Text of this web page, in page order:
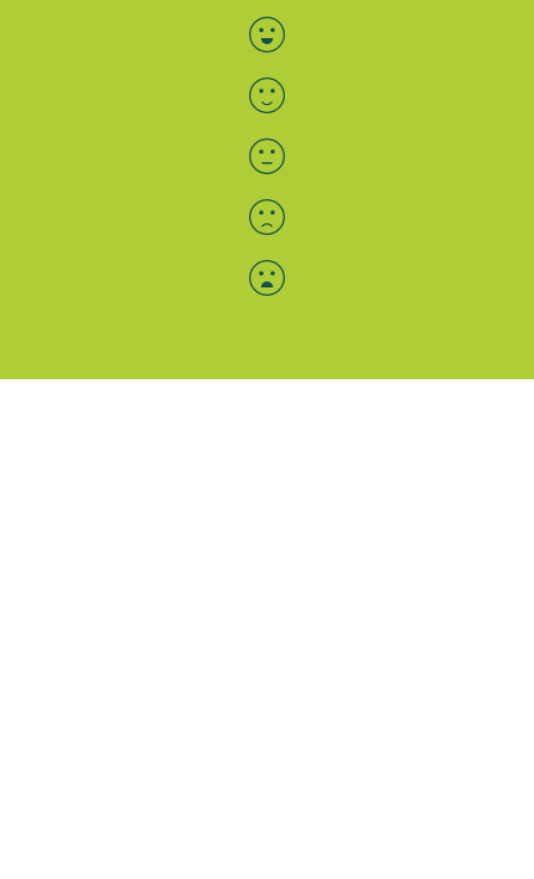
Bewertung auswählen